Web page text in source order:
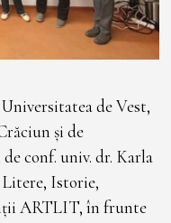
de Vest,
și de
conf. univ. dr. Karla
Istorie,
ARTLIT, în frunte